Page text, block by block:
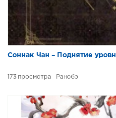
Соннак Чан – Поднятие
173 Ранобэ